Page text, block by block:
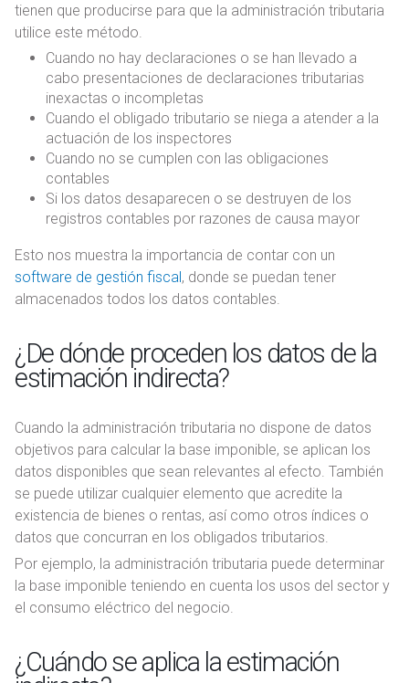
tienen que producirse para que la administración tributaria
utilice este método.
Cuando no hay declaraciones o se han llevado a
cabo presentaciones de declaraciones tributarias
inexactas o incompletas
Cuando el obligado tributario se niega a atender a la
actuación de los inspectores
Cuando no se cumplen con las obligaciones
contables
Si los datos desaparecen o se destruyen de los
registros contables por razones de causa mayor
Esto nos muestra la importancia de contar con un
software de gestión fiscal, donde se puedan tener
almacenados todos los datos contables.
¿De dónde proceden los datos de la
estimación indirecta?
Cuando la administración tributaria no dispone de datos
objetivos para calcular la base imponible, se aplican los
datos disponibles que sean relevantes al efecto. También
se puede utilizar cualquier elemento que acredite la
existencia de bienes o rentas, así como otros índices o
datos que concurran en los obligados tributarios.
Por ejemplo, la administración tributaria puede determinar
la base imponible teniendo en cuenta los usos del sector y
el consumo eléctrico del negocio.
¿Cuándo se aplica la estimación